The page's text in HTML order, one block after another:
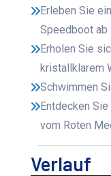
Erleben Sie
Speedboot ab
Erholen Sie
kristallklarem
Schwimmen
Entdecken
vom Roten
Verlauf